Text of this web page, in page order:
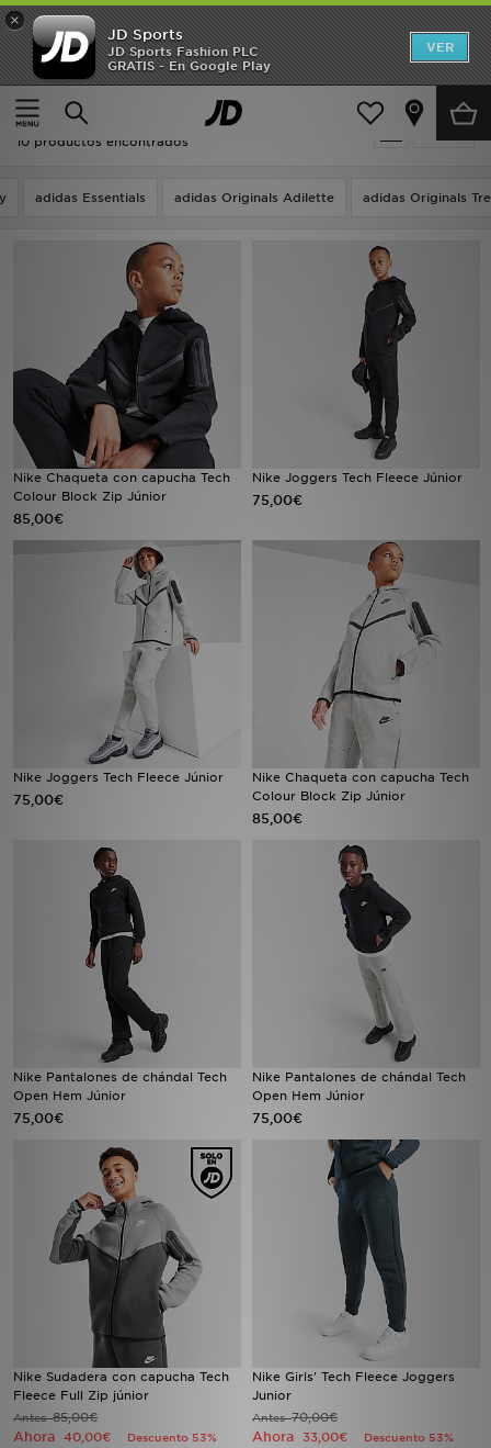
×
JD Sports
JD Sports Fashion PLC
GRATIS - En Google Play
VER
Página principal
Niños
Niños - Loungewear - Nike Tech
10 productos encontrados
adidas Essentials adidas Originals Adilette adidas Originals
Nike Chaqueta con capucha Tech
Colour Block Zip Júnior
85,00€
Nike Joggers Tech Fleece Júnior
75,00€
Nike Joggers Tech Fleece Júnior
75,00€
Nike Chaqueta con capucha Tech
Colour Block Zip Júnior
85,00€
Nike Pantalones de chándal Tech
Open Hem Júnior
75,00€
Nike Pantalones de chándal Tech
Open Hem Júnior
75,00€
Nike Sudadera con capucha Tech
Fleece Full Zip júnior
Antes85,00€
Ahora 40,00€ Descuento 53%
Nike Girls' Tech Fleece Joggers
Junior
Antes70,00€
Ahora 33,00€ Descuento 53%
Hombre
Mujer
Niños
Deportes & Fitness
JD Fútbol
Ofertas
TARJETA REGALO
MI JD